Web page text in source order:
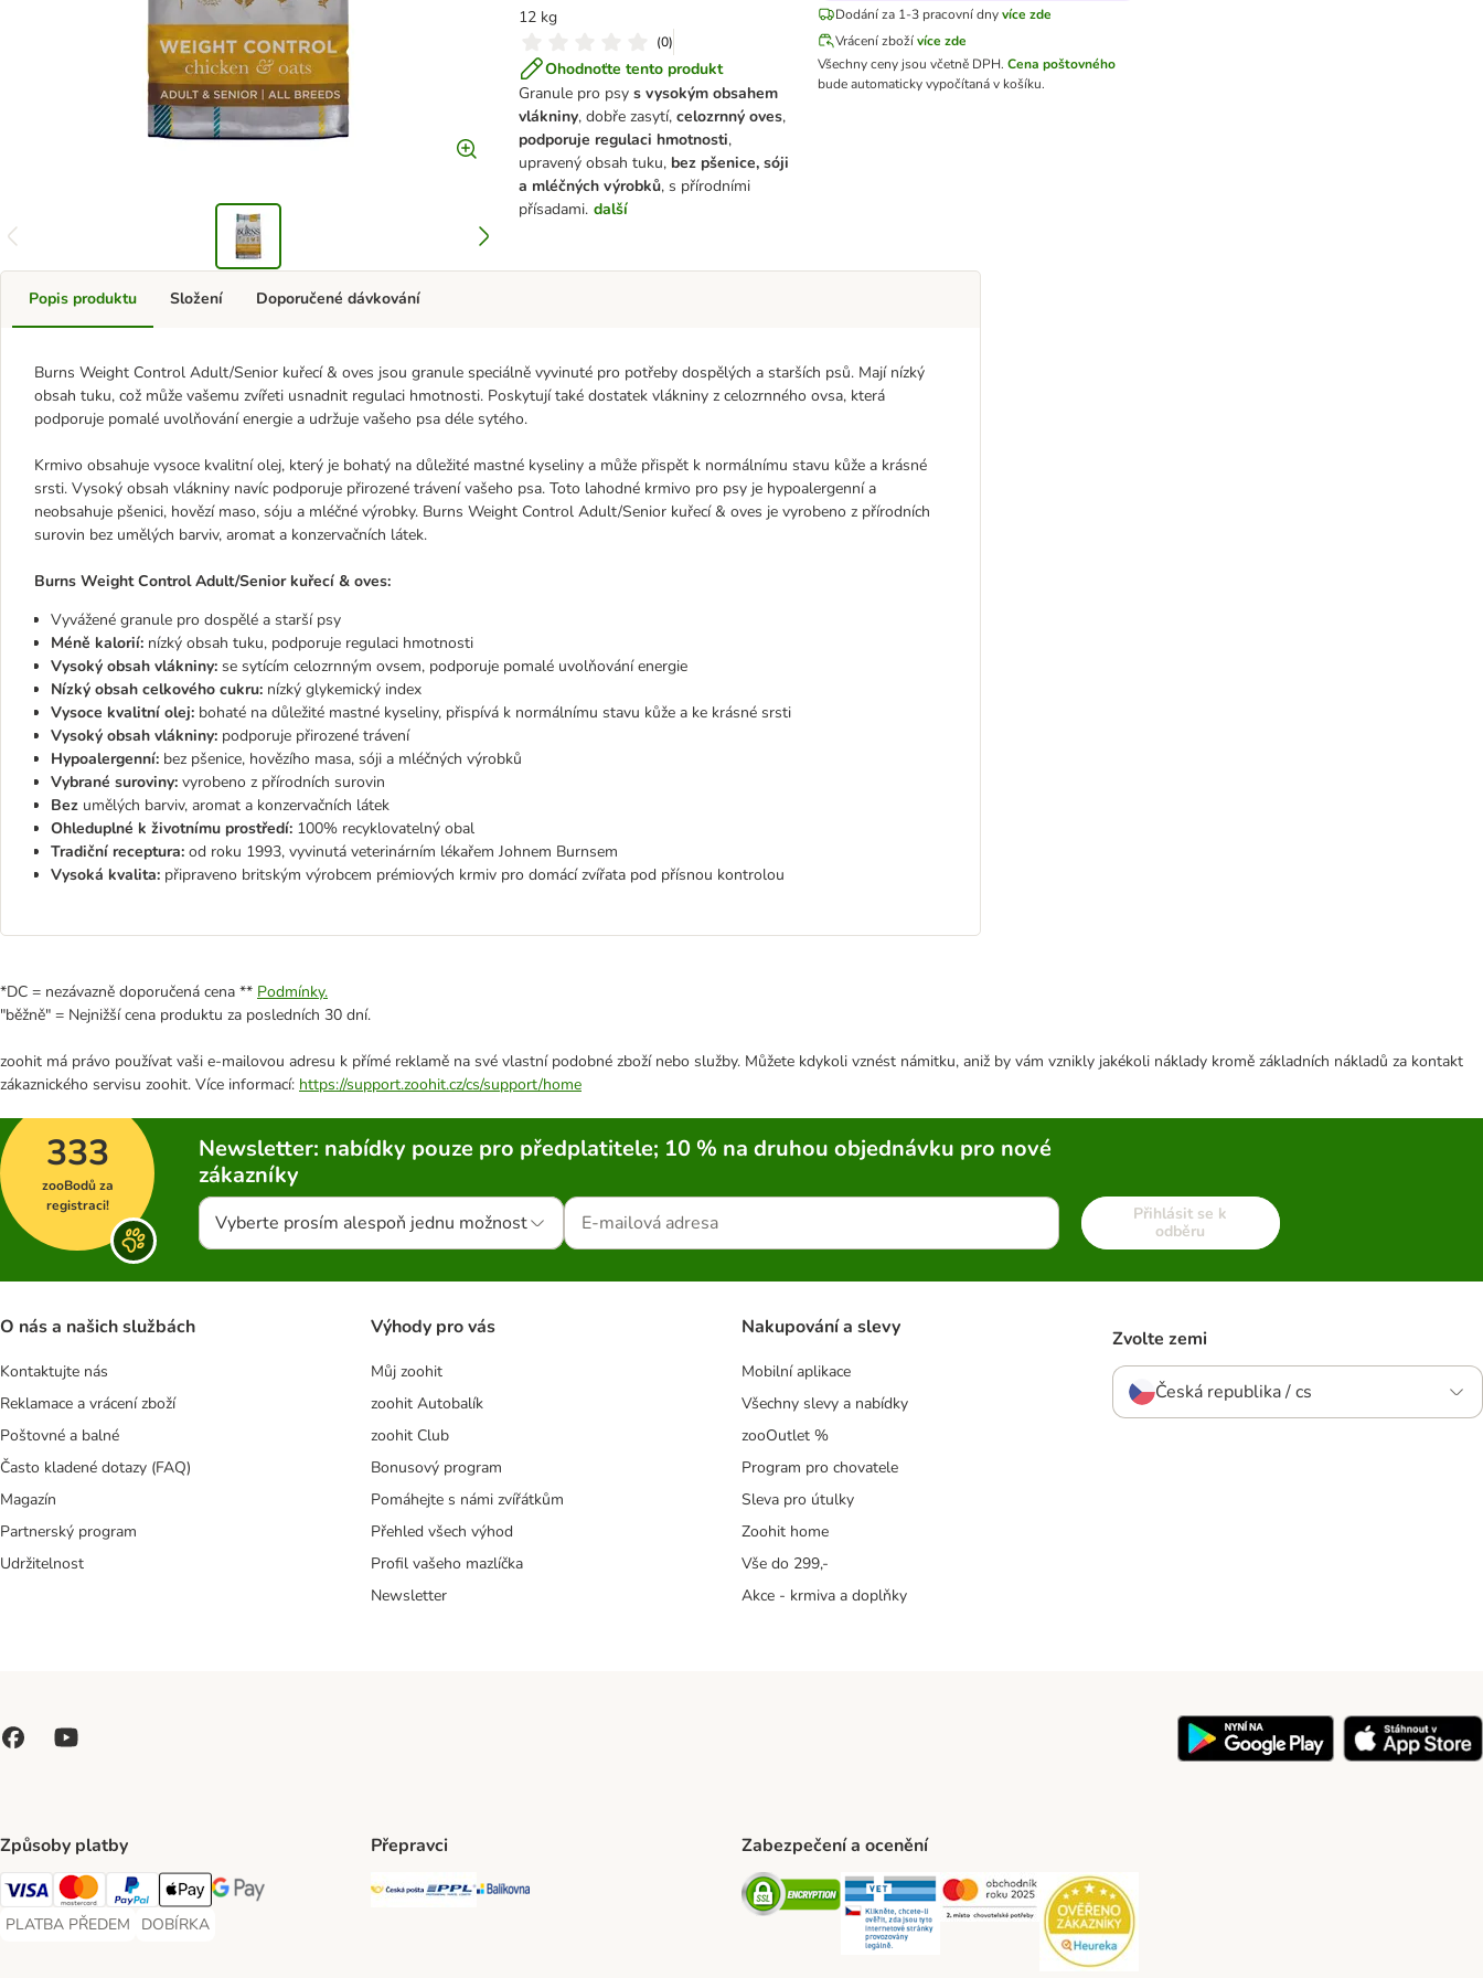
12 kg
(0)
Ohodnoťte tento produkt
Granule pro psy s vysokým obsahem
vlákniny, dobře zasytí, celozrnný oves,
podporuje regulaci hmotnosti,
upravený obsah tuku,bez pšenice, sóji
a mléčných výrobků, s přírodními
přísadami. další
Dodání za 1-3 pracovní dny více zde
Vrácení zbožívíce zde
Všechny ceny jsou včetně DPH. Cena poštovného
bude automaticky vypočítaná v košíku.
Popis produktu
Burns Weight Control Adult/Senior kuřecí & oves jsou granule speciálně vyvinuté pro potřeby dospělých a starších psů. Mají nízký
obsah tuku, což může vašemu zvířeti usnadnit regulaci hmotnosti. Poskytují také dostatek vlákniny z celozrnného ovsa, která
podporuje pomalé uvolňování energie a udržuje vašeho psa déle sytého.
Krmivo obsahuje vysoce kvalitní olej, který je bohatý na důležité mastné kyseliny a může přispět k normálnímu stavu kůže a krásné
srsti. Vysoký obsah vlákniny navíc podporuje přirozené trávení vašeho psa. Toto lahodné krmivo pro psy je hypoalergenní a
neobsahuje pšenici, hovězí maso, sóju a mléčné výrobky. Burns Weight Control Adult/Senior kuřecí & oves je vyrobeno z přírodních
surovin bez umělých barviv, aromat a konzervačních látek.
Burns Weight Control Adult/Senior kuřecí & oves:
Vyvážené granule pro dospělé a starší psy
Méně kalorií: nízký obsah tuku, podporuje regulaci hmotnosti
Vysoký obsah vlákniny: se sytícím celozrnným ovsem, podporuje pomalé uvolňování energie
Nízký obsah celkového cukru: nízký glykemický index
Vysoce kvalitní olej: bohaté na důležité mastné kyseliny, přispívá k normálnímu stavu kůže a ke krásné srsti
Vysoký obsah vlákniny: podporuje přirozené trávení
Hypoalergenní: bez pšenice, hovězího masa, sóji a mléčných výrobků
Vybrané suroviny: vyrobeno z přírodních surovin
Bez umělých barviv, aromat a konzervačních látek
Ohleduplné k životnímu prostředí: 100% recyklovatelný obal
Tradiční receptura: od roku 1993, vyvinutá veterinárním lékařem Johnem Burnsem
Vysoká kvalita: připraveno britským výrobcem prémiových krmiv pro domácí zvířata pod přísnou kontrolou
Složení Doporučené dávkování
*DC = nezávazně doporučená cena ** Podmínky.
"běžně" = Nejnižší cena produktu za posledních 30 dní.
zoohit má právo používat vaši e-mailovou adresu k přímé reklamě na své vlastní podobné zboží nebo služby. Můžete kdykoli vznést námitku, aniž by vám vznikly jakékoli náklady kromě základních nákladů za kontakt
zákaznického servisu zoohit. Více informací: https://support.zoohit.cz/cs/support/home
333
zooBodů za
registraci!
Newsletter: nabídky pouze pro předplatitele; 10 % na druhou objednávku pro nové
zákazníky
Vyberte prosím alespoň jednu možnost
Přihlásit se k
odběru
O nás a našich službách
Kontaktujte nás
Reklamace a vrácení zboží
Poštovné a balné
Často kladené dotazy (FAQ)
Magazín
Partnerský program
Udržitelnost
Výhody pro vás
Můj zoohit
zoohit Autobalík
zoohit Club
Bonusový program
Pomáhejte s námi zvířátkům
Přehled všech výhod
Profil vašeho mazlíčka
Newsletter
Nakupování a slevy
Mobilní aplikace
Všechny slevy a nabídky
zooOutlet %
Program pro chovatele
Sleva pro útulky
Zoohit home
Vše do 299,-
Akce - krmiva a doplňky
Zvolte zemi
Česká republika / cs
Způsoby platby
Visa Payment Method
Mastercard Payment Method
PayPal Payment Method
Apple pay Payment Method
GooglePay Payment Method
PLATBA PŘEDEM
PLATBA PŘEDEM Payment Method
DOBÍRKA
DOBÍRKA Payment Method
Přepravci
Česká pošta Shipping Method
PPL Shipping Method
Balíkovna Shipping Method
Zabezpečení a ocenění
Security Security Security